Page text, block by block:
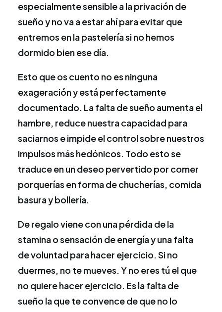
especialmente sensible a la privación de
sueño y no va a estar ahí para evitar que
entremos en la pastelería si no hemos
dormido bien ese día.
Esto que os cuento no es ninguna
exageración y está perfectamente
documentado. La falta de sueño aumenta el
hambre, reduce nuestra capacidad para
saciarnos e impide el control sobre nuestros
impulsos más hedónicos. Todo esto se
traduce en un deseo pervertido por comer
porquerías en forma de chucherías, comida
basura y bollería.
De regalo viene con una pérdida de la
stamina o sensación de energía y una falta
de voluntad para hacer ejercicio. Si no
duermes, no te mueves. Y no eres tú el que
no quiere hacer ejercicio. Es la falta de
sueño la que te convence de que no lo